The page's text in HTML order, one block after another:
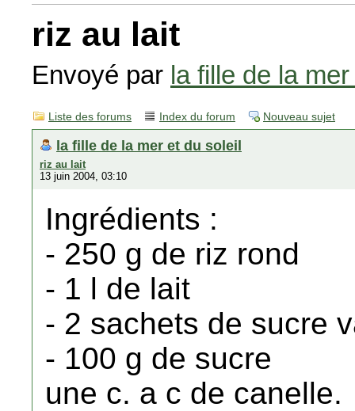
riz au lait
Envoyé par la fille de la
Liste des forums Index du forum Nouveau sujet
la fille de la mer et du soleil
riz au lait
13 juin 2004, 03:10
Ingrédients :
- 250 g de riz rond
- 1 l de lait
- 2 sachets de sucre
- 100 g de sucre
une c. a c de canelle.